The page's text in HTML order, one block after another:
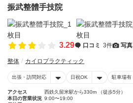
振武整體手技院
3.29 口コミ 3件 写真
整体 カイロプラクティック
出張・訪問対応 日祝OK 駐車場有
アクセス
西鉄久留米駅から330m （徒歩5分）
本日の営業状況 9:00〜19:00